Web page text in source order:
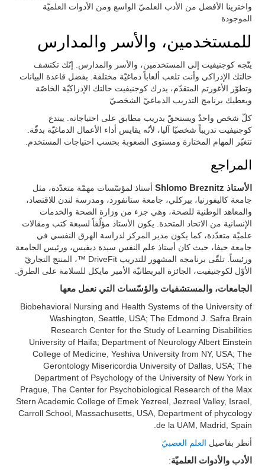
واخترينا الأفضل من الأدب العلميّ الواسع ومن الأدوات العلميّة
الموجودة
للمستخدمين، والأسر والمدارس
يتّجه كوجنيفيت إلى المستخدمين، والأسر والمدارس. إنّك تكتشف
حالتك الإدراكي وأنت تلعب ألعاباً دماغيّة مختلفة. بفضل قاعدة البيانات
وتطوّر الأغورتم المتقدّم، يدرك كوجنيفيت حالتك الإدراكيّة الخاصّة
ويعطيك برنامج التدريب الدماغيّ الشخصيّ
كلّ شخص واحدٌ ويستحقّ بدريب مطابق على احتياجاته. يبتدع
كوجنيفيت تدريباً شخصيّا آليا، لأنّه يقايس أداء الأعمال الدماغيّة بدقّة.
تتغيّر المهام المختارة ومستوى الصعوبة بحسب احتياجات المستخدم.
المراجع
الأستاذ Shlomo Breznitz
أستاذ لمؤسّسات مهمّة متعدّدة، مثل
جامعة كاليفورنيا، بيركلي، جامعة ستانفورد، ومدرسة لندن للاقتصاد،
والمعاهد الوطنية للصحة، وهي جزء من وزارة الصحة والخدمات
الإنسانية من الاتحاد المتحدة. يكون الأستاذ مؤلّفاً لسبعة كتب ومقالات
علميّة متعدّدة، كما يكون مدير المركز لدراسة الهرق النفسي في
جامعة حيفا، حيث كان أستاذ علم النفس سيدة ديفيس، ورئيس الجامعة
ورئيساً. تلقّى برنامجه المشهور للتدريب DriveFit ™، المنتج التجاريّ
الأوّل لكوجنيفيت، الجائزة البريطانيّة الأمير مايكل للسلامة على الطرق.
الجامعات، والمستشفيات والؤسّسات التي نعمل معها
Biobehavioral Nursing and Health Systems of the University of
Washington, Seattle, USA; The Edmond J. Safra Brain
Research Center for the Study of Learning Disabilities
University of Haifa; Department of Neurology Albert Einstein
College of Medicine, Yeshiva University from NY, USA; The
Gerontology Misericordia University of Dallas, USA; The
Department of Psychology of the University of New York in
Prague, The Center for Psychobiological Research of the Max
Stern Academic College of Emek Yezreel, Jezreel Valley, Israel,
Carroll School, Massachusetts, USA, Department of phycology
de la UAM, Madrid, Spain.
أنظر بفاصيل العلم العصبيّ
الأدب والأدوات العلميّة: